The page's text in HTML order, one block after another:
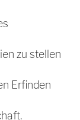
zu stellen
Erfinden